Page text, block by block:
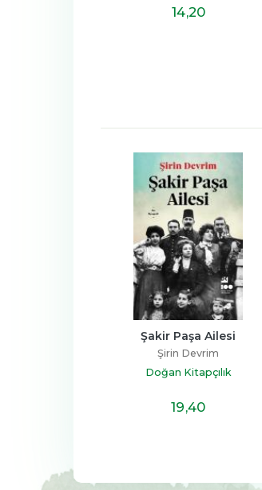
14,20
Şakir Paşa Ailesi
Şirin Devrim
Doğan Kitapçılık
19,40